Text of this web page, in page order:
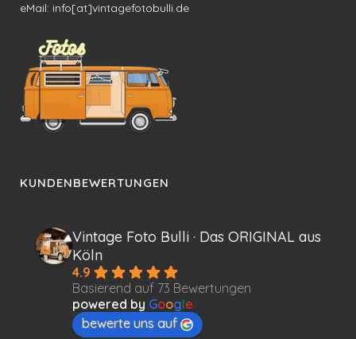
eMail: info[at]vintagefotobulli.de
KUNDENBEWERTUNGEN
Vintage Foto Bulli · Das ORIGINAL aus
Köln
4.9
Basierend auf 73 Bewertungen
powered by Google
bewerte uns auf